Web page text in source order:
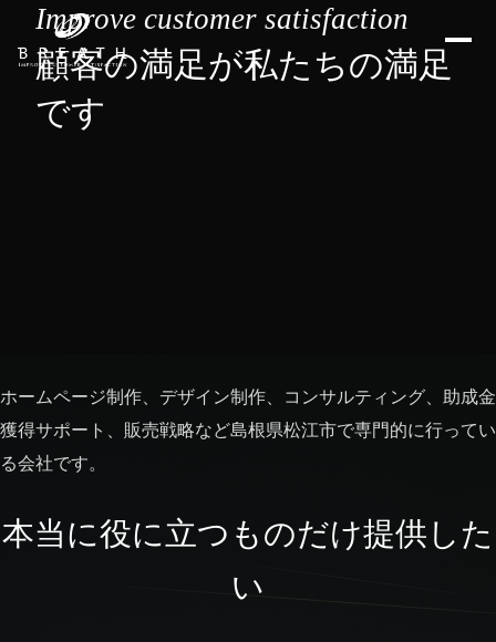
Improve customer satisfaction
顧客の満足が私たちの満足
です
ホームページ制作、デザイン制作、コンサルティング、助成金
獲得サポート、販売戦略など島根県松江市で専門的に行ってい
る会社です。
本当に役に立つものだけ提供した
い